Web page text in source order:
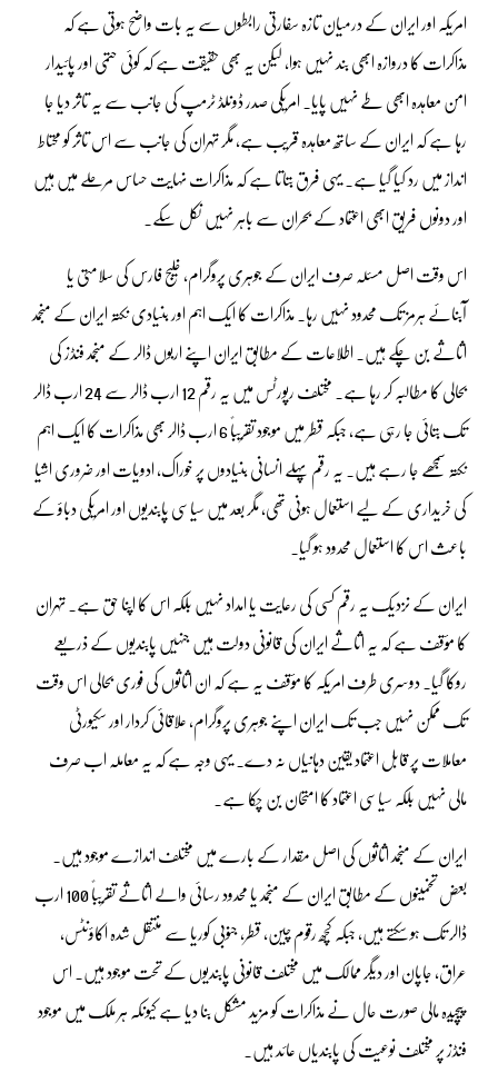
امریکہ اور ایران کے درمیان تازہ سفارتی رابطوں سے یہ بات واضح ہوتی ہے کہ
مذاکرات کا دروازہ ابھی بند نہیں ہوا، لیکن یہ بھی حقیقت ہے کہ کوئی حتمی اور پائیدار
امن معاہدہ ابھی طے نہیں پایا۔ امریکی صدر ڈونلڈ ٹرمپ کی جانب سے یہ تاثر دیا جا
رہا ہے کہ ایران کے ساتھ معاہدہ قریب ہے، مگر تہران کی جانب سے اس تاثر کو محتاط
انداز میں رد کیا گیا ہے۔ یہی فرق بتاتا ہے کہ مذاکرات نہایت حساس مرحلے میں ہیں
اور دونوں فریق ابھی اعتماد کے بحران سے باہر نہیں نکل سکے۔
اس وقت اصل مسئلہ صرف ایران کے جوہری پروگرام، خلیج فارس کی سلامتی یا
آبنائے ہرمز تک محدود نہیں رہا۔ مذاکرات کا ایک اہم اور بنیادی نکتہ ایران کے منجمد
اثاثے بن چکے ہیں۔ اطلاعات کے مطابق ایران اپنے اربوں ڈالر کے منجمد فنڈز کی
بحالی کا مطالبہ کر رہا ہے۔ مختلف رپورٹس میں یہ رقم 12 ارب ڈالر سے 24 ارب ڈالر
تک بتائی جا رہی ہے، جبکہ قطر میں موجود تقریباً 6 ارب ڈالر بھی مذاکرات کا ایک اہم
نکتہ سمجھے جا رہے ہیں۔ یہ رقم پہلے انسانی بنیادوں پر خوراک، ادویات اور ضروری اشیا
کی خریداری کے لیے استعمال ہونی تھی، مگر بعد میں سیاسی پابندیوں اور امریکی دباؤ کے
باعث اس کا استعمال محدود ہو گیا۔
ایران کے نزدیک یہ رقم کسی کی رعایت یا امداد نہیں بلکہ اس کا اپنا حق ہے۔ تہران
کا مؤقف ہے کہ یہ اثاثے ایران کی قانونی دولت ہیں جنہیں پابندیوں کے ذریعے
روکا گیا۔ دوسری طرف امریکہ کا مؤقف یہ ہے کہ ان اثاثوں کی فوری بحالی اس وقت
تک ممکن نہیں جب تک ایران اپنے جوہری پروگرام، علاقائی کردار اور سکیورٹی
معاملات پر قابل اعتماد یقین دہانیاں نہ دے۔ یہی وجہ ہے کہ یہ معاملہ اب صرف
مالی نہیں بلکہ سیاسی اعتماد کا امتحان بن چکا ہے۔
ایران کے منجمد اثاثوں کی اصل مقدار کے بارے میں مختلف اندازے موجود ہیں۔
بعض تخمینوں کے مطابق ایران کے منجمد یا محدود رسائی والے اثاثے تقریباً 100 ارب
ڈالر تک ہو سکتے ہیں، جبکہ کچھ رقوم چین، قطر، جنوبی کوریا سے منتقل شدہ اکاؤنٹس،
عراق، جاپان اور دیگر ممالک میں مختلف قانونی پابندیوں کے تحت موجود ہیں۔ اس
پیچیدہ مالی صورت حال نے مذاکرات کو مزید مشکل بنا دیا ہے کیونکہ ہر ملک میں موجود
فنڈز پر مختلف نوعیت کی پابندیاں عائد ہیں۔